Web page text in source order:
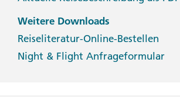
Weitere Downloads
Reiseliteratur-Online-Bestellen
Night & Flight Anfrageformular